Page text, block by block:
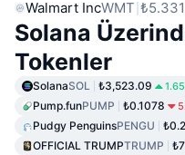
Walmart IncWMT
Solana
Tokenler
SolanaSOL ₺3,523.09
Pump.funPUMP ₺0.1078
Pudgy PenguinsPENGU
OFFICIAL TRUMPTRUMP